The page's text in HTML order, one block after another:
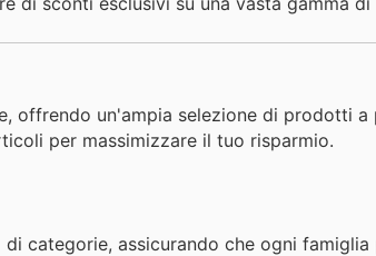
offrendo un'ampia selezione di prodotti a
per massimizzare il tuo risparmio.
categorie, assicurando che ogni